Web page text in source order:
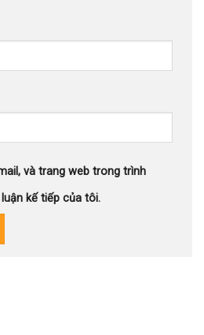
và trang web trong trình
kế tiếp của tôi.